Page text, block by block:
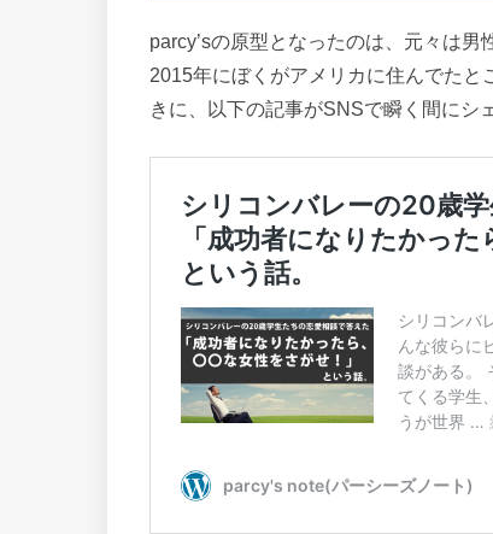
parcy’sの原型となったのは、元々は男
2015年にぼくがアメリカに住んでたと
きに、以下の記事がSNSで瞬く間にシ